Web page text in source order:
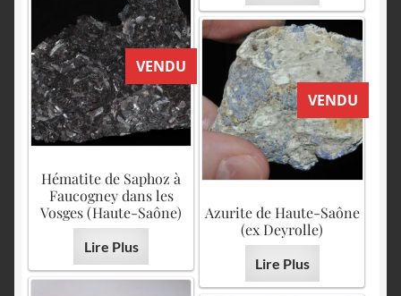
VENDU
Hématite de Saphoz à
Faucogney dans les
Vosges (Haute-Saône)
Lire Plus
VENDU
Azurite de Haute-Saône
(ex Deyrolle)
Lire Plus